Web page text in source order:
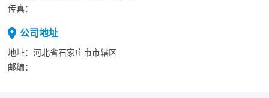
传真：
公司地址
地址： 河北省石家庄市市辖区
邮编：